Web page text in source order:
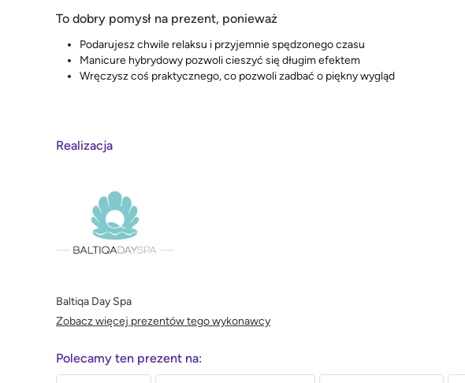
To dobry pomysł na prezent, ponieważ
Podarujesz chwile relaksu i przyjemnie spędzonego czasu
Manicure hybrydowy pozwoli cieszyć się długim efektem
Wręczysz coś praktycznego, co pozwoli zadbać o piękny wygląd
Realizacja
Baltiqa Day Spa
Zobacz więcej prezentów tego wykonawcy
Polecamy ten prezent na: